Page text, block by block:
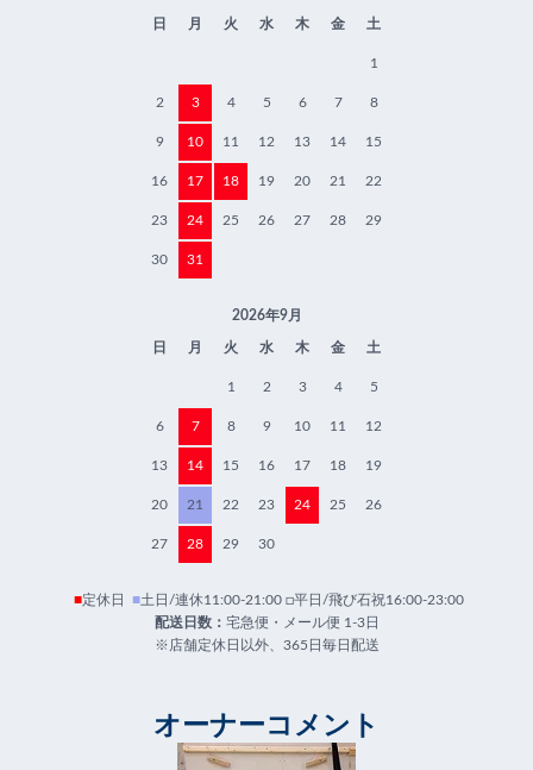
日 月 火 水 木 金 土
1
2 3 4 5 6 7 8
9 10 11 12 13 14 15
16 17 18 19 20 21 22
23 24 25 26 27 28 29
30 31
2026年9月
日 月 火 水 木 金 土
1 2 3 4 5
6 7 8 9 10 11 12
13 14 15 16 17 18 19
20 21 22 23 24 25 26
27 28 29 30
■定休日 ■土日/連休11:00-21:00 □平日/飛び石祝16:00-23:00
配送日数： 宅急便・メール便 1-3日
※店舗定休日以外、365日毎日配送
オーナーコメント